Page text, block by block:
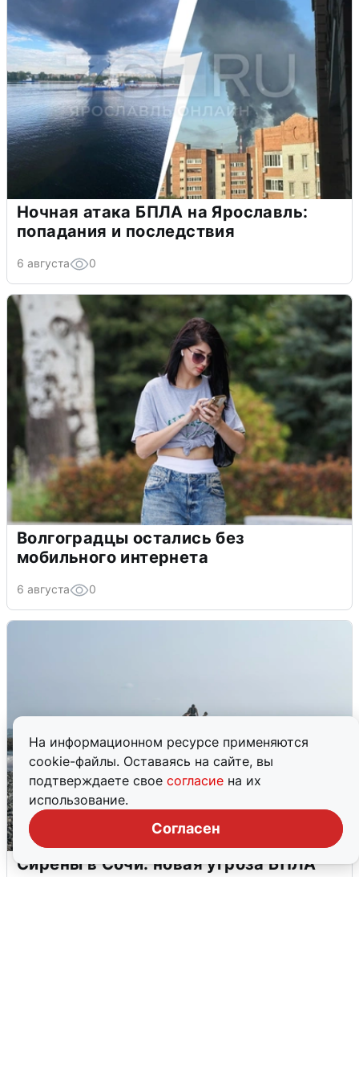
На информационном ресурсе применяются
cookie-файлы. Оставаясь на сайте, вы
подтверждаете свое согласие на их
использование.
Согласен
Ночная атака БПЛА на Ярославль:
попадания и последствия
6 августа 0
Волгоградцы остались без
мобильного интернета
6 августа 0
Сирены в Сочи: новая угроза БПЛА